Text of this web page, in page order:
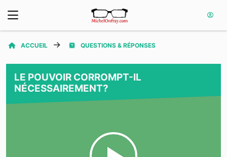
ACCUEIL QUESTIONS & RÉPONSES
LE POUVOIR CORROMPT-IL
NÉCESSAIREMENT?